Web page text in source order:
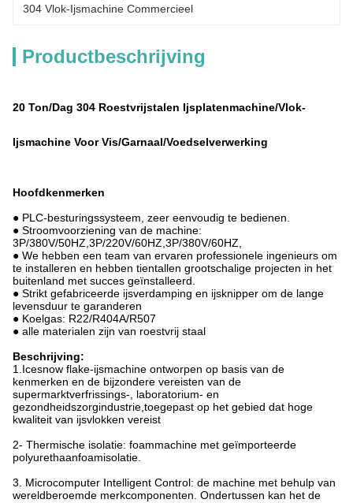
304 Vlok-Ijsmachine Commercieel
Productbeschrijving
20 Ton/dag 304 Roestvrijstalen Ijsplatenmachine/vlok-
Ijsmachine Voor Vis/garnaal/voedselverwerking
Hoofdkenmerken
● PLC-besturingssysteem, zeer eenvoudig te bedienen.
● Stroomvoorziening van de machine:
3P/380V/50HZ,3P/220V/60HZ,3P/380V/60HZ,
● We hebben een team van ervaren professionele ingenieurs om
te installeren en hebben tientallen grootschalige projecten in het
buitenland met succes geïnstalleerd.
● Strikt gefabriceerde ijsverdamping en ijsknipper om de lange
levensduur te garanderen
● Koelgas: R22/R404A/R507
● alle materialen zijn van roestvrij staal
Beschrijving:
1.Icesnow flake-ijsmachine ontworpen op basis van de
kenmerken en de bijzondere vereisten van de
supermarktverfrissings-, laboratorium- en
gezondheidszorgindustrie,toegepast op het gebied dat hoge
kwaliteit van ijsvlokken vereist
2- Thermische isolatie: foammachine met geïmporteerde
polyurethaanfoamisolatie.
3. Microcomputer Intelligent Control: de machine met behulp van
wereldberoemde merkcomponenten. Ondertussen kan het de